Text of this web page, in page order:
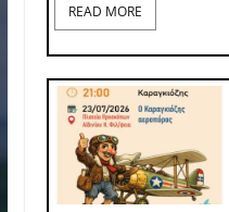
READ MORE